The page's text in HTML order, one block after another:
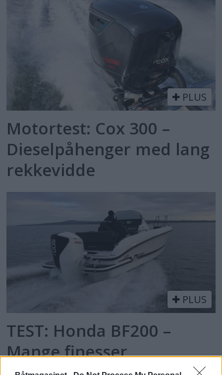
PLUS
Motortest: Cox 300 –
Dieselpåhenger med lang
rekkevidde
PLUS
TEST: Honda BF200 –
Mange finesser